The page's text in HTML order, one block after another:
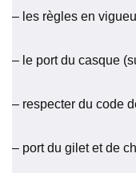
– les règles en
– le port du casque
– respecter du code
– port du gilet et de